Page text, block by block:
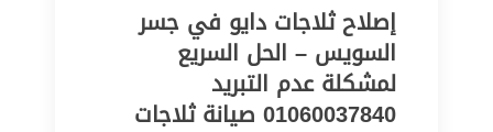
إصلاح ثلاجات دايو في جسر
السويس – الحل السريع
لمشكلة عدم التبريد
01060037840 صيانة ثلاجات